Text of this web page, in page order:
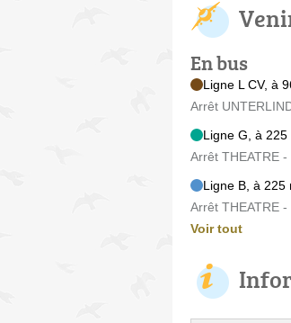
En bus
Ligne L CV, à
Arrêt
Ligne G, à 225
Arrêt THEATRE
Ligne B, à 225
Arrêt THEATRE
Voir tout